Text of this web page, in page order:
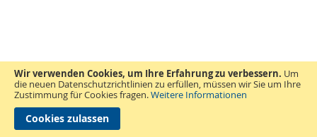
Wir verwenden Cookies, um Ihre Erfahrung zu verbessern. Um
die neuen Datenschutzrichtlinien zu erfüllen, müssen wir Sie um Ihre
Zustimmung für Cookies fragen.Weitere Informationen
Cookies zulassen